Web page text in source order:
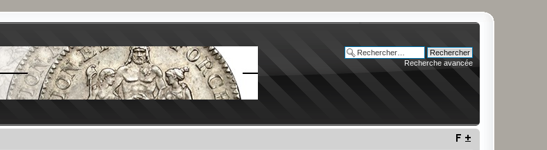
Recherche avancée